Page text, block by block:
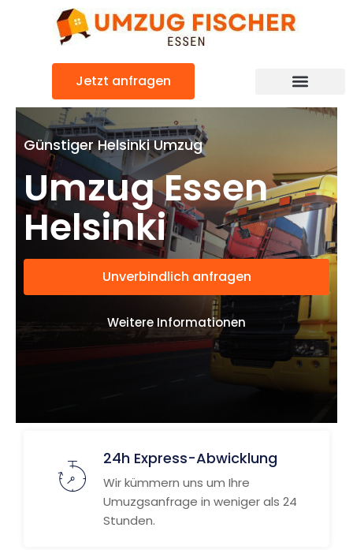
Jetzt anfragen
Günstiger Helsinki Umzug
Umzug Essen
Helsinki
Unverbindlich anfragen
Weitere Informationen
24h Express-Abwicklung
Wir kümmern uns um Ihre
Umuzgsanfrage in weniger als 24
Stunden.